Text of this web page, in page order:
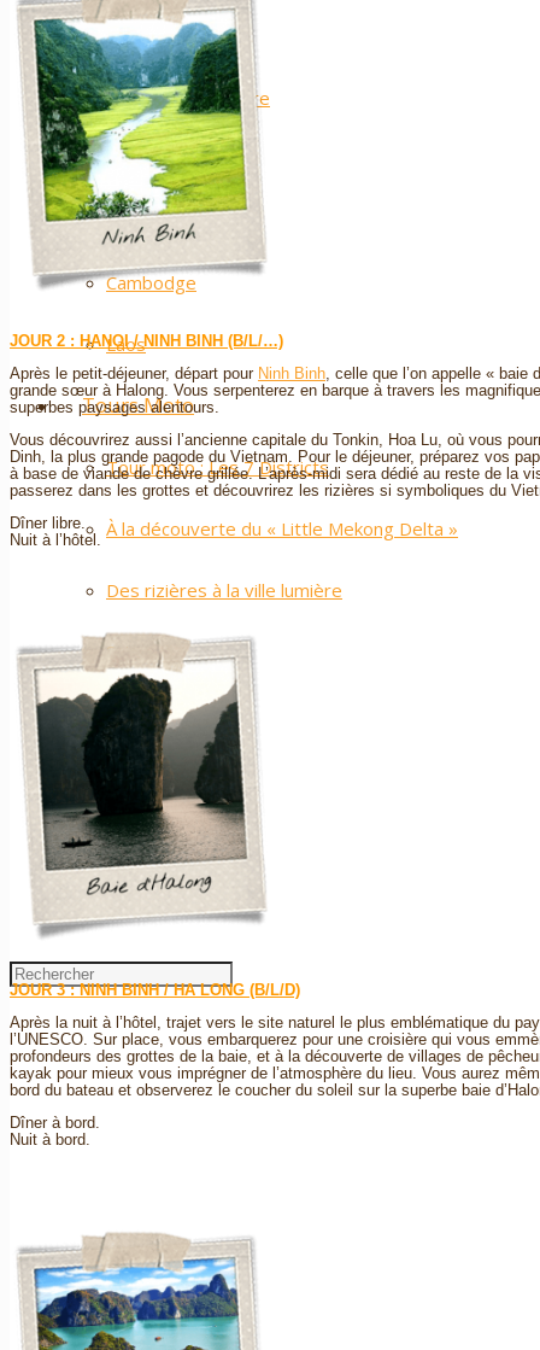
Hôtels
Vietnam – Balnéaire
Vietnam – Nature
Vietnam – Ville
Cambodge
Laos
Tours Moto
Tour moto : Les 7 Districts
À la découverte du « Little Mekong Delta »
Des rizières à la ville lumière
Saigon by Night
Blog
Infos pratiques
À propos
Contact
JOUR 2 : HANOI / NINH BINH (B/L/…)
Après le petit-déjeuner, départ pour Ninh Binh , celle que l’on appelle «
grande sœur à Halong. Vous serpenterez en barque à travers les
superbes paysages alentours.
Vous découvrirez aussi l’ancienne capitale du Tonkin, Hoa Lu, où vous
Dinh, la plus grande pagode du Vietnam. Pour le déjeuner, préparez vos
à base de viande de chèvre grillée. L’après-midi sera dédié au reste de la
passerez dans les grottes et découvrirez les rizières si symboliques du
Dîner libre.
Nuit à l’hôtel.
JOUR 3 : NINH BINH / HA LONG (B/L/D)
Après la nuit à l’hôtel, trajet vers le site naturel le plus emblématique du
l’UNESCO. Sur place, vous embarquerez pour une croisière qui vous
profondeurs des grottes de la baie, et à la découverte de villages de
kayak pour mieux vous imprégner de l’atmosphère du lieu. Vous aurez
bord du bateau et observerez le coucher du soleil sur la superbe baie
Dîner à bord.
Nuit à bord.